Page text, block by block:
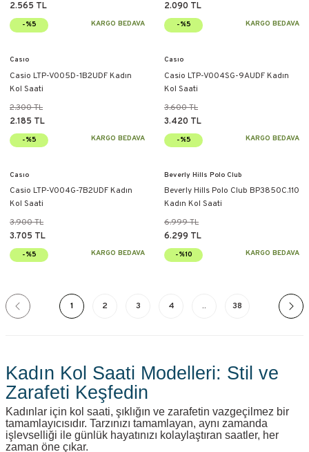
2.565 TL
-%5 KARGO BEDAVA
2.090 TL
-%5 KARGO BEDAVA
Casıo
Casio LTP-V005D-1B2UDF Kadın
Kol Saati
2.300 TL
2.185 TL
-%5 KARGO BEDAVA
Casıo
Casio LTP-V004SG-9AUDF Kadın
Kol Saati
3.600 TL
3.420 TL
-%5 KARGO BEDAVA
Casıo
Casio LTP-V004G-7B2UDF Kadın
Kol Saati
3.900 TL
3.705 TL
-%5 KARGO BEDAVA
Beverly Hills Polo Club
Beverly Hills Polo Club BP3850C.110
Kadın Kol Saati
6.999 TL
6.299 TL
-%10 KARGO BEDAVA
1 2 3 4 .. 38
Kadın Kol Saati Modelleri: Stil ve
Zarafeti Keşfedin
Kadınlar için kol saati, şıklığın ve zarafetin vazgeçilmez bir
tamamlayıcısıdır. Tarzınızı tamamlayan, aynı zamanda
işlevselliği ile günlük hayatınızı kolaylaştıran saatler, her
zaman öne çıkar.